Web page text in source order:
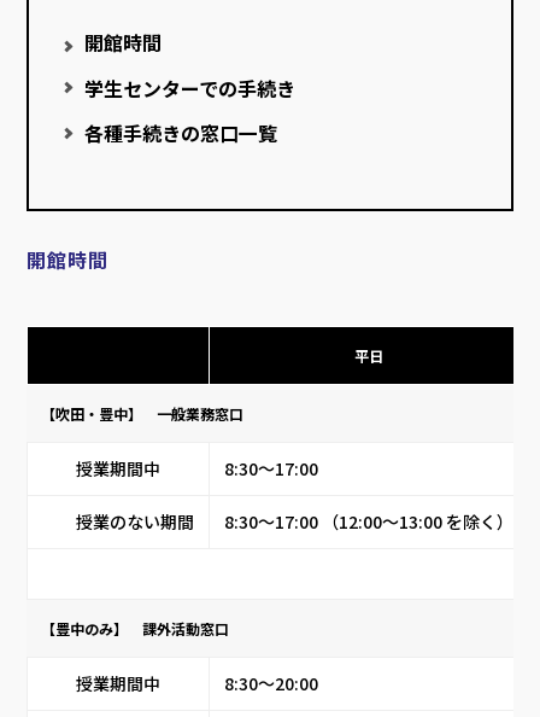
開館時間
学生センターでの手続き
各種手続きの窓口一覧
開館時間
平日
【吹田・豊中】 一般業務窓口
授業期間中 8:30～17:00
授業のない期間 8:30～17:00 （12:00～13:00 を除く）
【豊中のみ】 課外活動窓口
授業期間中 8:30～20:00